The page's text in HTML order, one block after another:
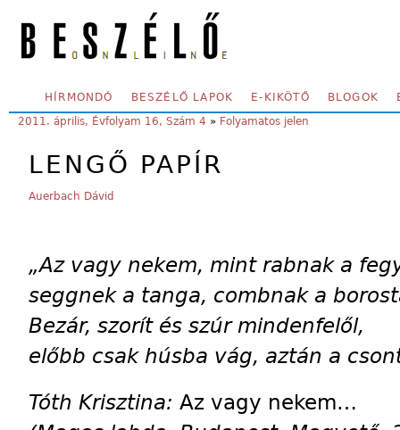
SECONDARY MENU
HÍRMONDÓ BESZÉLŐ LAPOK E-KIKÖTŐ BLOGOK
YOU ARE HERE:
2011. április, Évfolyam 16, Szám 4 » Folyamatos jelen
LENGŐ PAPÍR
Auerbach Dávid
„Az vagy nekem, mint rabnak a
seggnek a tanga, combnak a
Bezár, szorít és szúr mindenfelől,
előbb csak húsba vág, aztán a
Tóth Krisztina: Az vagy nekem…